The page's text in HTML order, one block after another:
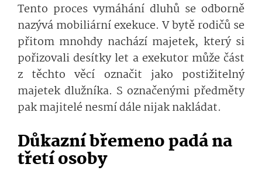
Tento proces vymáhání dluhů se odborně
nazývá mobiliární exekuce. V bytě rodičů se
přitom mnohdy nachází majetek, který si
pořizovali desítky let a exekutor může část
z těchto věcí označit jako postižitelný
majetek dlužníka. S označenými předměty
pak majitelé nesmí dále nijak nakládat.
Důkazní břemeno padá na
třetí osoby